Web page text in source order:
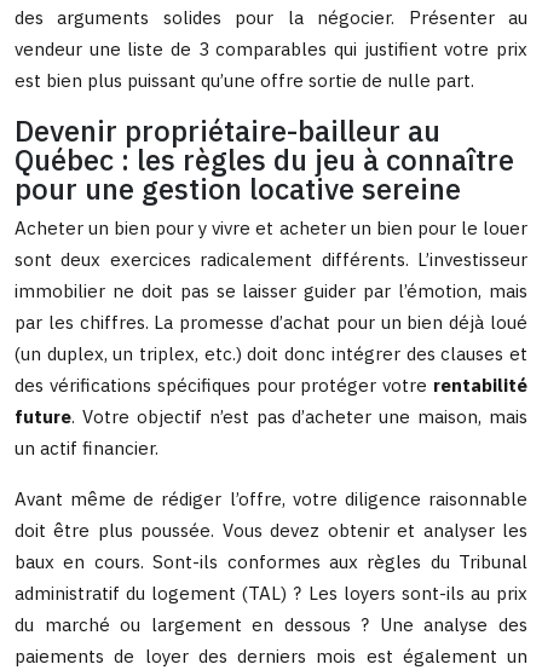
des arguments solides pour la négocier. Présenter au
vendeur une liste de 3 comparables qui justifient votre prix
est bien plus puissant qu’une offre sortie de nulle part.
Devenir propriétaire-bailleur au
Québec : les règles du jeu à connaître
pour une gestion locative sereine
Acheter un bien pour y vivre et acheter un bien pour le louer
sont deux exercices radicalement différents. L’investisseur
immobilier ne doit pas se laisser guider par l’émotion, mais
par les chiffres. La promesse d’achat pour un bien déjà loué
(un duplex, un triplex, etc.) doit donc intégrer des clauses et
des vérifications spécifiques pour protéger votre rentabilité
future. Votre objectif n’est pas d’acheter une maison, mais
un actif financier.
Avant même de rédiger l’offre, votre diligence raisonnable
doit être plus poussée. Vous devez obtenir et analyser les
baux en cours. Sont-ils conformes aux règles du Tribunal
administratif du logement (TAL) ? Les loyers sont-ils au prix
du marché ou largement en dessous ? Une analyse des
paiements de loyer des derniers mois est également un